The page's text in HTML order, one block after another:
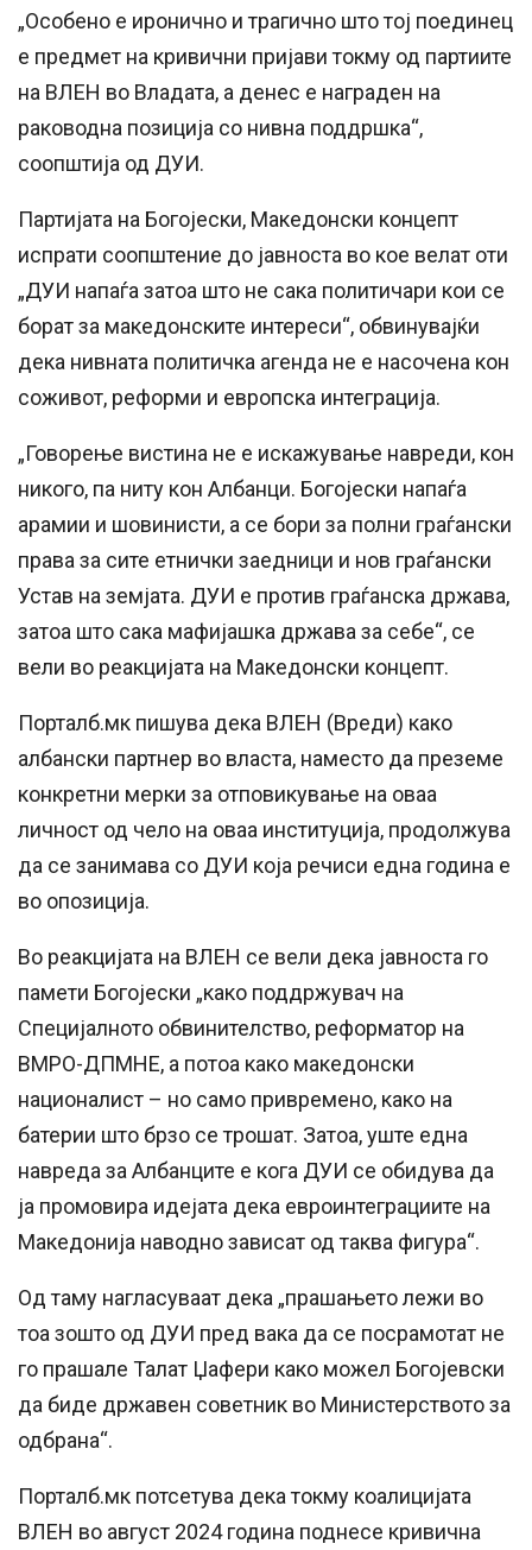
„Особено е иронично и трагично што тој поединец
е предмет на кривични пријави токму од партиите
на ВЛЕН во Владата, а денес е награден на
раководна позиција со нивна поддршка“,
соопштија од ДУИ.
Партијата на Богојески, Македонски концепт
испрати соопштение до јавноста во кое велат оти
„ДУИ напаѓа затоа што не сака политичари кои се
борат за македонските интереси“, обвинувајќи
дека нивната политичка агенда не е насочена кон
соживот, реформи и европска интеграција.
„Говорење вистина не е искажување навреди, кон
никого, па ниту кон Албанци. Богојески напаѓа
арамии и шовинисти, а се бори за полни граѓански
права за сите етнички заедници и нов граѓански
Устав на земјата. ДУИ е против граѓанска држава,
затоа што сака мафијашка држава за себе“, се
вели во реакцијата на Македонски концепт.
Порталб.мк пишува дека ВЛЕН (Вреди) како
албански партнер во власта, наместо да преземе
конкретни мерки за отповикување на оваа
личност од чело на оваа институција, продолжува
да се занимава со ДУИ која речиси една година е
во опозиција.
Во реакцијата на ВЛЕН се вели дека јавноста го
памети Богојески „како поддржувач на
Специјалното обвинителство, реформатор на
ВМРО-ДПМНЕ, а потоа како македонски
националист – но само привремено, како на
батерии што брзо се трошат. Затоа, уште една
навреда за Албанците е кога ДУИ се обидува да
ја промовира идејата дека евроинтеграциите на
Македонија наводно зависат од таква фигура“.
Од таму нагласуваат дека „прашањето лежи во
тоа зошто од ДУИ пред вака да се посрамотат не
го прашале Талат Џафери како можел Богојевски
да биде државен советник во Министерството за
одбрана“.
Порталб.мк потсетува дека токму коалицијата
ВЛЕН во август 2024 година поднесе кривична